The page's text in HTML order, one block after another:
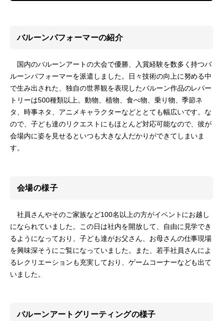
バルーンパフォーマーの紹介
国内のバルーンアートの大会で優勝、入賞経験を数多く持つバ
ルーンパフォーマーを派遣しました。日々技術の向上に努める中
で生み出された、独自の世界観を表現したバルーン作品のレパー
トリーは500種類以上。動物、植物、食べ物、乗り物、季節ネ
タ、時事ネタ、アニメキャラクターなどととても幅広いです。な
ので、子ども達のリクエストにもほとんど対応可能なので、彼が
会場内に姿を見せるといつも大きな人だかりができてしまいま
す。
会場の様子
社員さんやそのご家族など100名以上の方がイベントにお越し
になられていました。この日は社内を開放して、自由に見学でき
るようになっており、子ども達がお父さん、お母さんの仕事現場
を興味深そうにご覧になっていました。また、若手社員さんによ
るレクリエーションも充実しており、ゲームコーナーなども出て
いました。
バルーンアートグリーティングの様子